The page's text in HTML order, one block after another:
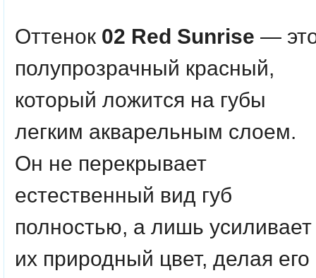
Оттенок 02 Red Sunrise —
полупрозрачный красный,
который ложится на губы
легким акварельным слоем.
Он не перекрывает
естественный вид губ
полностью, а лишь усиливает
их природный цвет, делая его